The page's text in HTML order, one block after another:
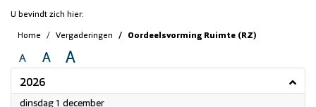
U bevindt zich hier:
Home Vergaderingen Oordeelsvorming Ruimte (RZ)
A A A
2026
dinsdag 1 december2026